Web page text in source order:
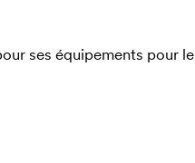
ses équipements pour le